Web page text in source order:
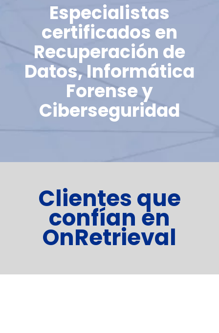
Especialistas
certificados en
Recuperación de
Datos, Informática
Forense y
Ciberseguridad
Clientes que
confían en
OnRetrieval